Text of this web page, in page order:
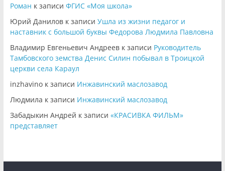
Роман к записи ФГИС «Моя школа»
Юрий Даниловк записи Ушла из жизни педагог и
наставник с большой буквы Федорова Людмила Павловна
Владимир Евгеньевич Андреевк записи Руководитель
Тамбовского земства Денис Силин побывал в Троицкой
церкви села Караул
inzhavinoк записи Инжавинский маслозавод
Людмила к записи Инжавинский маслозавод
Забадыкин Андрей к записи «КРАСИВКА ФИЛЬМ»
представляет